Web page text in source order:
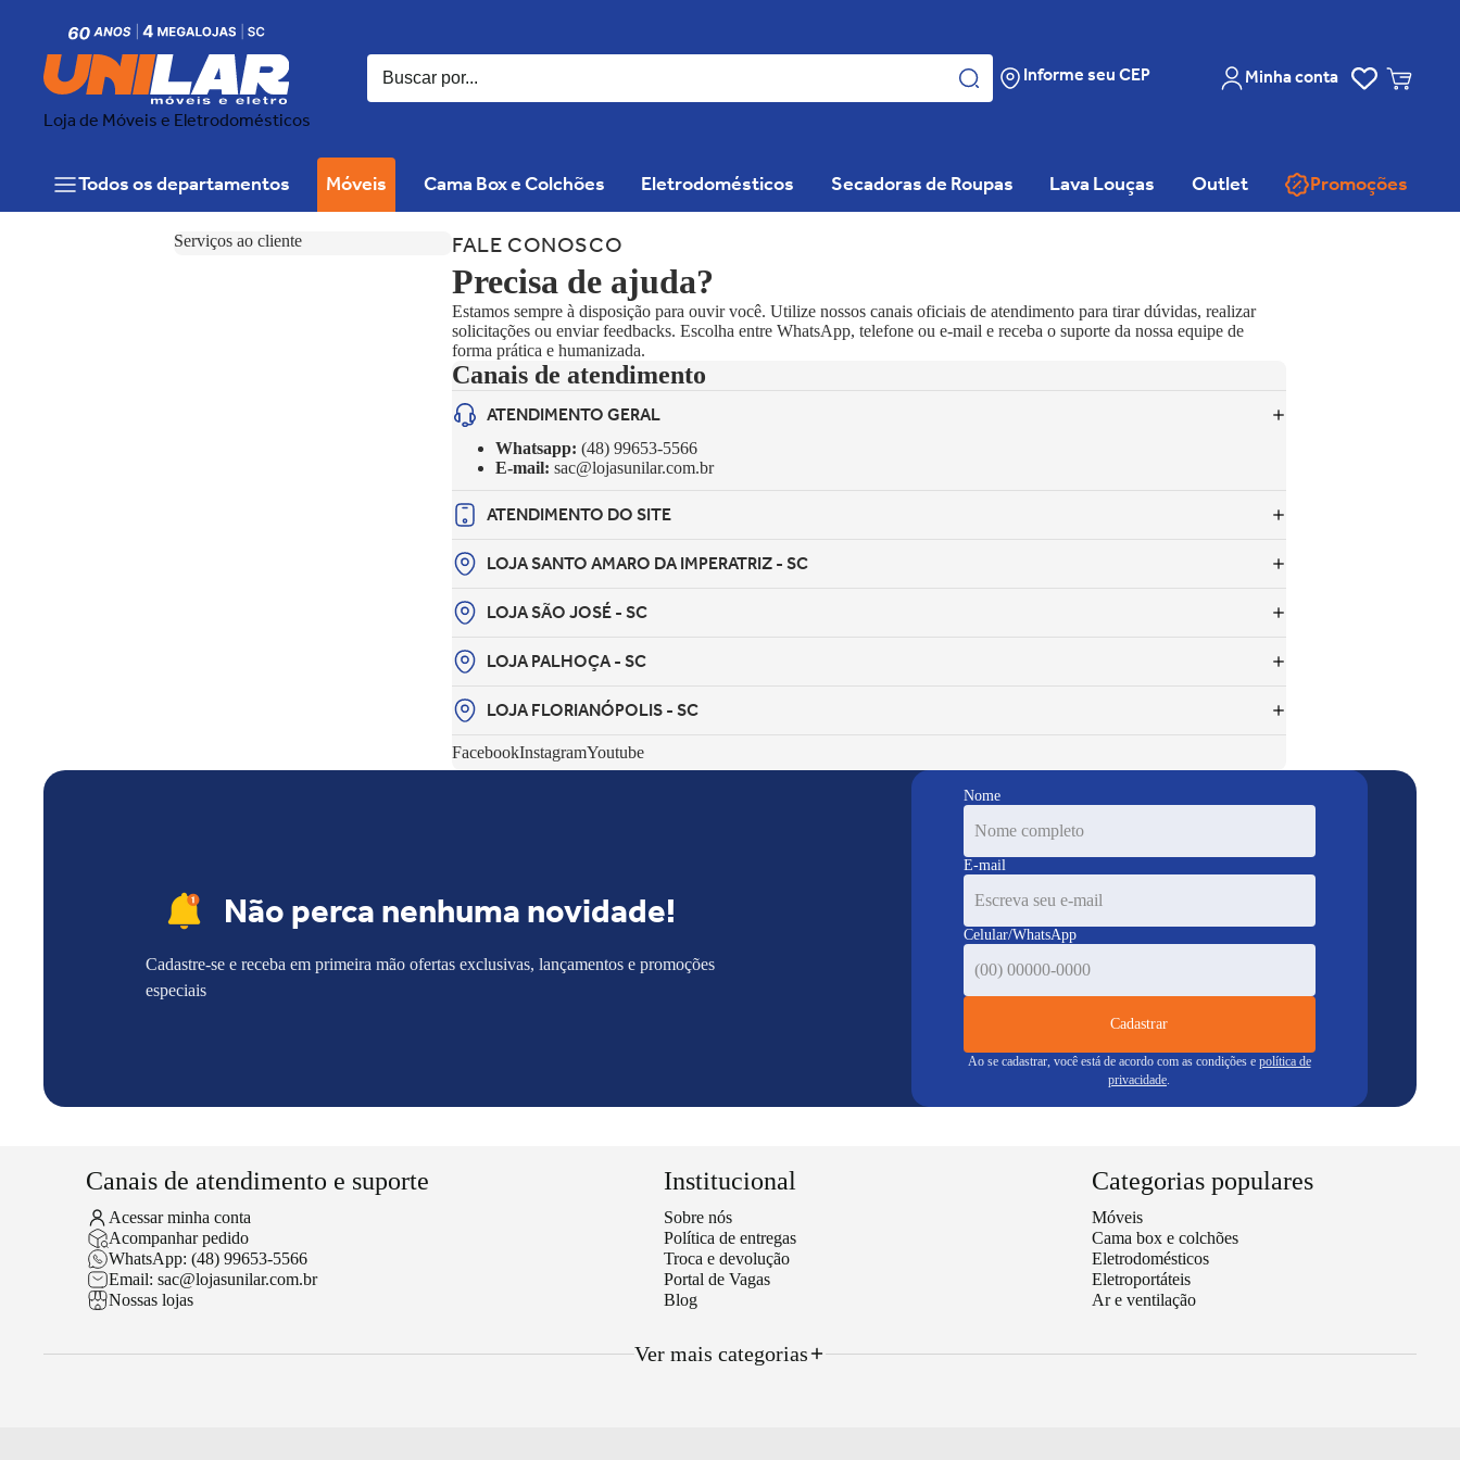
Loja de Móveis e Eletrodomésticos
Informe seu CEP Minha conta
Todos os departamentos Móveis Cama Box e Colchões Eletrodomésticos Secadoras de Roupas Lava Louças Outlet Promoções
Serviços ao cliente FALE CONOSCO
Precisa de ajuda?
Estamos sempre à disposição para ouvir você. Utilize nossos canais oficiais de atendimento para tirar dúvidas, realizar
solicitações ou enviar feedbacks. Escolha entre WhatsApp, telefone ou e-mail e receba o suporte da nossa equipe de
forma prática e humanizada.
Canais de atendimento
ATENDIMENTO GERAL
Whatsapp: (48) 99653-5566
E-mail: sac@lojasunilar.com.br
ATENDIMENTO DO SITE
LOJA SANTO AMARO DA IMPERATRIZ - SC
LOJA SÃO JOSÉ - SC
LOJA PALHOÇA - SC
LOJA FLORIANÓPOLIS - SC
FacebookInstagramYoutube
Não perca nenhuma novidade!
Cadastre-se e receba em primeira mão ofertas exclusivas, lançamentos e promoções
especiais
Nome
E-mail
Celular/WhatsApp
Cadastrar
Ao se cadastrar, você está de acordo com as condições e política de
privacidade.
Canais de atendimento e suporte
Acessar minha conta
Acompanhar pedido
WhatsApp: (48) 99653-5566
Email: sac@lojasunilar.com.br
Nossas lojas
Institucional
Sobre nós
Política de entregas
Troca e devolução
Portal de Vagas
Blog
Categorias populares
Móveis
Cama box e colchões
Eletrodomésticos
Eletroportáteis
Ar e ventilação
Ver mais categorias